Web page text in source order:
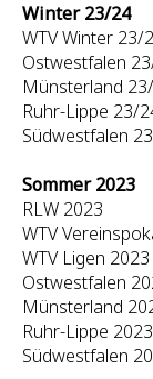
Winter 23/24
WTV Winter 23/
Ostwestfalen
Münsterland
Ruhr-Lippe 23/
Südwestfalen
Sommer 2023
RLW 2023
WTV
WTV Ligen 2023
Ostwestfalen
Münsterland
Ruhr-Lippe 2023
Südwestfalen